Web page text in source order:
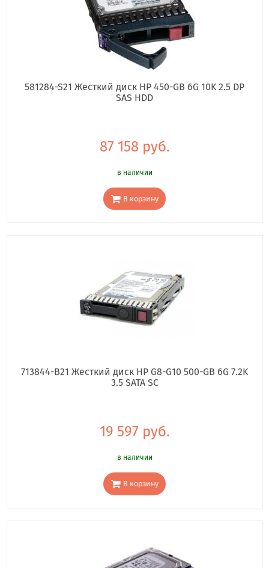
581284-S21 Жесткий диск HP 450-GB 6G 10K 2.5 DP
SAS HDD
87 158 руб.
в наличии
В корзину
713844-B21 Жесткий диск HP G8-G10 500-GB 6G 7.2K
3.5 SATA SC
19 597 руб.
в наличии
В корзину